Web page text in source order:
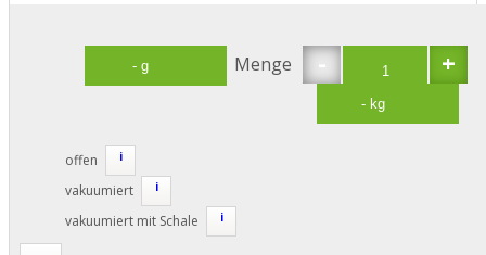
- +
Menge
offen i
vakuumiert i
vakuumiert mit Schale i